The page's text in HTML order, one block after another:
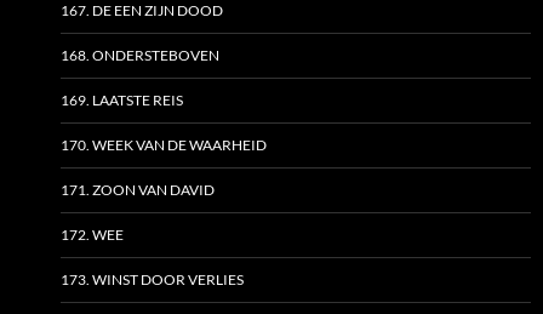
167. DE EEN ZIJN DOOD
168. ONDERSTEBOVEN
169. LAATSTE REIS
170. WEEK VAN DE WAARHEID
171. ZOON VAN DAVID
172. WEE
173. WINST DOOR VERLIES